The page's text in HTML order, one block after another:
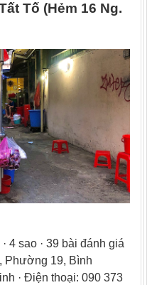
Tố (Hẻm 16 Ng.
4 sao · 39 bài đánh giá
Phường 19, Bình
· Điện thoại: 090 373